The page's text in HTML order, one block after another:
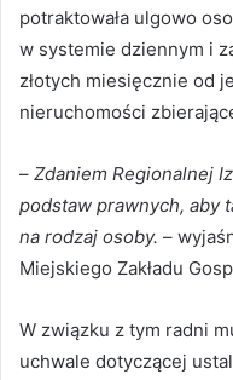
potraktowała ulgowo
w systemie dziennym i
złotych miesięcznie od
nieruchomości
– Zdaniem Regionalnej
podstaw prawnych, aby
na rodzaj osoby. –
Miejskiego Zakładu
W związku z tym radni
uchwale dotyczącej